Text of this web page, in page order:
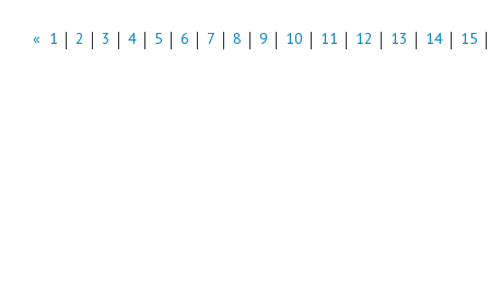
« 1 2 3 4 5 6 7 8 9 10 11 12 13 14 15